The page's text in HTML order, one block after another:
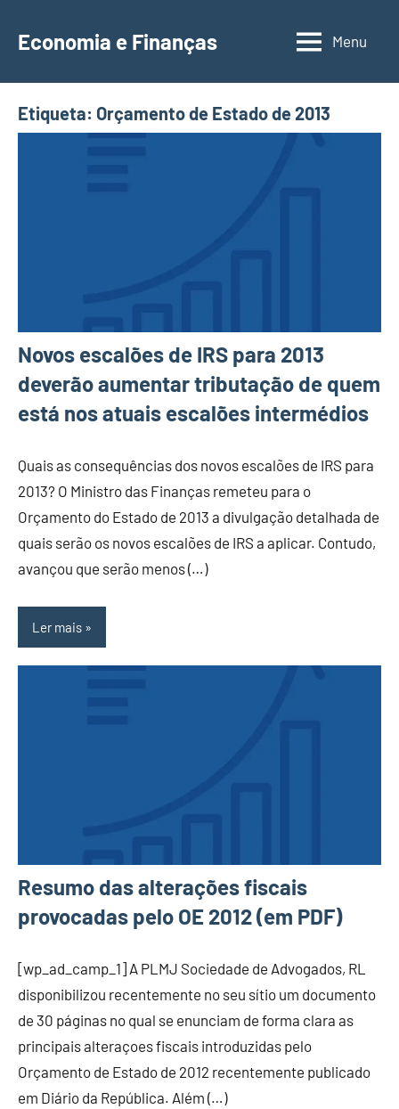
para
conteúdo
Economia e Finanças
Depósitos
IRS,
Finanças
Menu
Etiqueta: Orçamento de Estado de 2013
Novos escalões de IRS para 2013
deverão aumentar tributação de quem
está nos atuais escalões intermédios
Quais as consequências dos novos escalões de IRS para
2013? O Ministro das Finanças remeteu para o
Orçamento do Estado de 2013 a divulgação detalhada de
quais serão os novos escalões de IRS a aplicar. Contudo,
avançou que serão menos (…)
Ler mais
Resumo das alterações fiscais
provocadas pelo OE 2012 (em PDF)
[wp_ad_camp_1] A PLMJ Sociedade de Advogados, RL
disponibilizou recentemente no seu sítio um documento
de 30 páginas no qual se enunciam de forma clara as
principais alteraçoes fiscais introduzidas pelo
Orçamento de Estado de 2012 recentemente publicado
em Diário da República. Além (…)